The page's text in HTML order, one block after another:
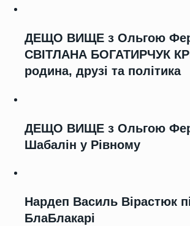
ДЕЩО ВИЩЕ з Ольгою
СВІТЛАНА БОГАТИРЧУК
родина, друзі та політика
ДЕЩО ВИЩЕ з Ольгою
Шабалін у Рівному
Нардеп Василь Вірастюк
БлаБлакарі